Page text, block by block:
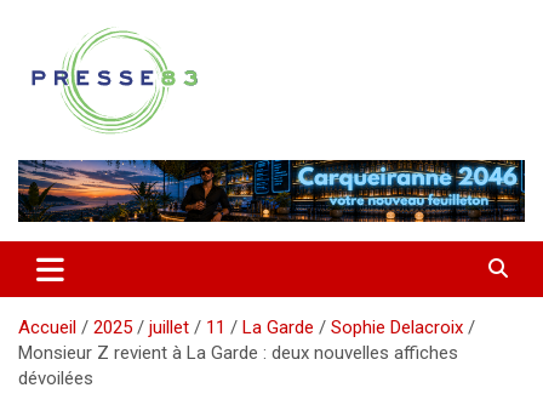
contenu
Presse 83
Accueil 2025 juillet 11 La Garde
Sophie Delacroix
Monsieur Z revient à La Garde : deux nouvelles affiches
dévoilées